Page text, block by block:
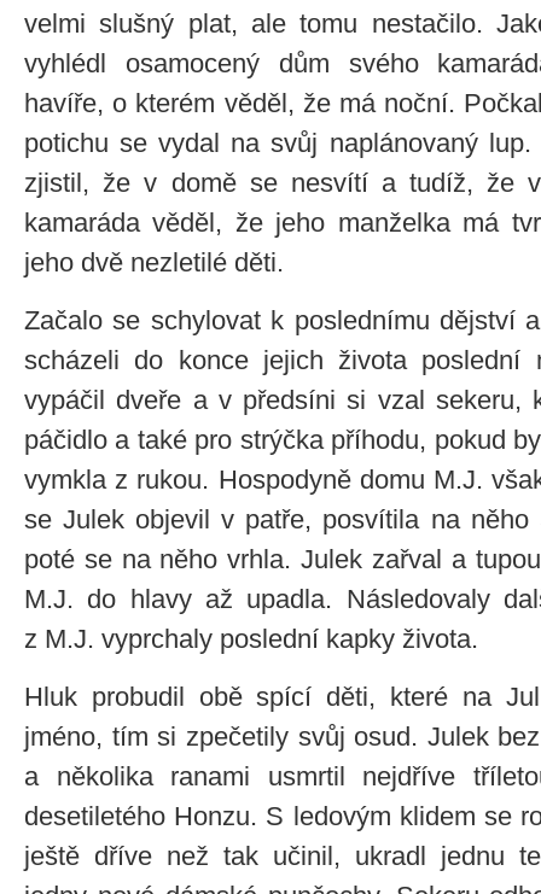
velmi slušný plat, ale tomu nestačilo.
vyhlédl osamocený dům svého
havíře, o kterém věděl, že má noční.
potichu se vydal na svůj naplánovaný
zjistil, že v domě se nesvítí a tudíž, že
kamaráda věděl, že jeho manželka má
jeho dvě nezletilé děti.
Začalo se schylovat k poslednímu dějství
scházeli do konce jejich života poslední
vypáčil dveře a v předsíni si vzal sekeru,
páčidlo a také pro strýčka příhodu, pokud
vymkla z rukou. Hospodyně domu M.J.
se Julek objevil v patře, posvítila na něho
poté se na něho vrhla. Julek zařval a
M.J. do hlavy až upadla. Následovaly
z M.J. vyprchaly poslední kapky života.
Hluk probudil obě spící děti, které na
jméno, tím si zpečetily svůj osud. Julek
a několika ranami usmrtil nejdříve
desetiletého Honzu. S ledovým klidem se
ještě dříve než tak učinil, ukradl jednu